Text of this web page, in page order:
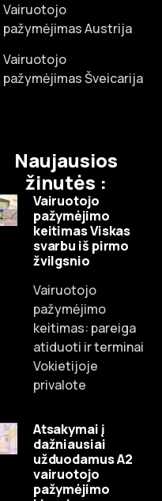
Vairuotojo
pažymėjimas Austrija
Vairuotojo
pažymėjimas Šveicarija
Naujausios
žinutės :
Vairuotojo
pažymėjimo
keitimas Viskas
svarbu iš pirmo
žvilgsnio
Vairuotojo
pažymėjimo
keitimas: pareiga
atiduoti ir terminai
Vokietijoje
privalote
Atsakymai į
dažniausiai
užduodamus A2
vairuotojo
pažymėjimo
Russian